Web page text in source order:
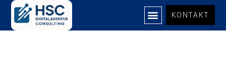
Zum
springen
KONTAKT